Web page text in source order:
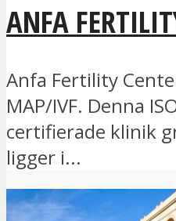
ANFA
Anfa Fertility
MAP/IVF. Denna
certifierade klinik
ligger i...